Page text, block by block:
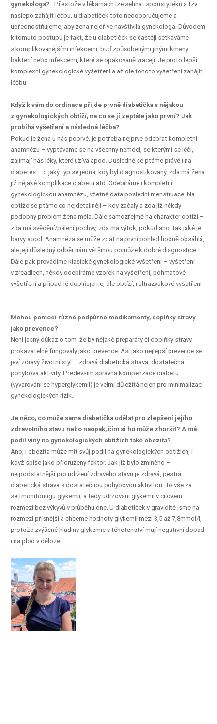
gynekologa?
Přestože v lékárnách lze sehnat spousty léků a tzv.
naslepo zahájit léčbu, u diabetiček toto nedoporučujeme a
upřednostňujeme, aby žena nejdříve navštívila gynekologa. Důvodem
k tomuto postupu je fakt, že u diabetiček se častěji setkáváme
s komplikovanějšími infekcemi, buď způsobenými jinými kmeny
bakterií nebo infekcemi, které se opakovaně vracejí. Je proto lepší
komplexní gynekologické vyšetření a až dle tohoto vyšetření zahájit
léčbu.
Když k vám do ordinace přijde prvně diabetička s nějakou
z gynekologických obtíží, na co se jí zeptáte jako první? Jak
probíhá vyšetření a následná léčba?
Pokud je žena u nás poprvé, je potřeba nejprve odebrat kompletní
anamnézu – vyptáváme se na všechny nemoci, se kterými se léčí,
zajímají nás léky, které užívá apod. Důsledně se ptáme právě i na
diabetes – o jaký typ se jedná, kdy byl diagnostikovaný, zda má žena
již nějaké komplikace diabetu atd. Odebíráme i kompletní
gynekologickou anamnézu, včetně data poslední menstruace. Na
obtíže se ptáme co nejdetailněji – kdy začaly a zda již někdy
podobný problém žena měla. Dále samozřejmě na charakter obtíží –
zda má svědění/pálení pochvy, zda má výtok, pokud ano, tak jaké je
barvy apod. Anamnéza se může zdát na první pohled hodně obsáhlá,
ale její důsledný odběr nám většinou pomůže k dobré diagnostice.
Dále pak provádíme klasické gynekologické vyšetření – vyšetření
v zrcadlech, někdy odebíráme vzorek na vyšetření, pohmatové
vyšetření a případně doplňujeme, dle obtíží, i ultrazvukové vyšetření.
Mohou pomoci různé podpůrné medikamenty, doplňky stravy
jako prevence?
Není jasný důkaz o tom, že by nějaké preparáty či doplňky stravy
prokazatelně fungovaly jako prevence. Asi jako nejlepší prevence se
jeví zdravý životní styl – zdravá diabetická strava, dostatečná
pohybová aktivity. Především správná kompenzace diabetu
(vyvarování se hyperglykemii) je velmi důležitá nejen pro minimalizaci
gynekologických rizik.
Je něco, co může sama diabetička udělat pro zlepšení jejího
zdravotního stavu nebo naopak, čím si ho může zhoršit? A má
podíl viny na gynekologických obtížích také obezita?
Ano, i obezita může mít svůj podíl na gynekologických obtížích, i
když spíše jako přidružený faktor. Jak již bylo zmíněno –
nejpodstatnější pro udržení zdravého stavu je zdravá, pestrá,
diabetická strava s dostatečnou pohybovou aktivitou. To vše za
selfmonitoringu glykemií, a tedy udržování glykemií v cílovém
rozmezí bez výkyvů v průběhu dne. U diabetiček v graviditě jsme na
rozmezí přísnější a chceme hodnoty glykemií mezi 3,5 až 7,8mmol/l,
protože zvýšené hladiny glykemie v těhotenství mají negativní dopad
i na plod v děloze.